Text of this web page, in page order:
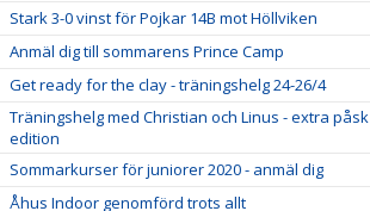
Stark 3-0 vinst för Pojkar 14B mot Höllviken
Anmäl dig till sommarens Prince Camp
Get ready for the clay - träningshelg 24-26/4
Träningshelg med Christian och Linus - extra påsk
edition
Sommarkurser för juniorer 2020 - anmäl dig
Åhus Indoor genomförd trots allt